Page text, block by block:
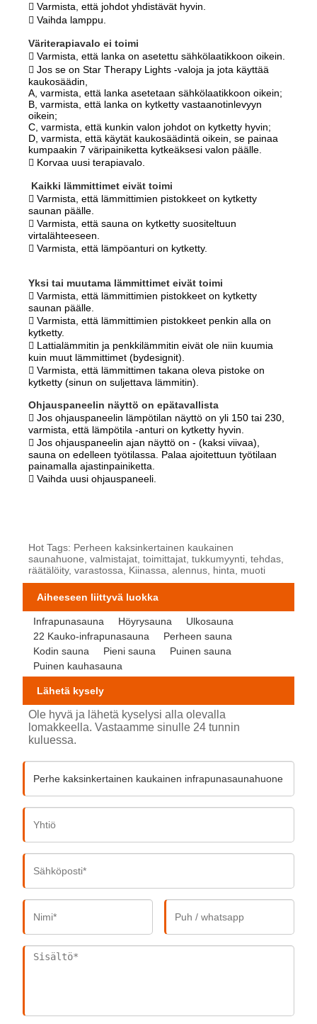
 Varmista, että johdot yhdistävät hyvin.
 Vaihda lamppu.
Väriterapiavalo ei toimi
 Varmista, että lanka on asetettu sähkölaatikkoon oikein.
 Jos se on Star Therapy Lights -valoja ja jota käyttää
kaukosäädin,
A, varmista, että lanka asetetaan sähkölaatikkoon oikein;
B, varmista, että lanka on kytketty vastaanotinlevyyn
oikein;
C, varmista, että kunkin valon johdot on kytketty hyvin;
D, varmista, että käytät kaukosäädintä oikein, se painaa
kumpaakin 7 väripainiketta kytkeäksesi valon päälle.
 Korvaa uusi terapiavalo.
Kaikki lämmittimet eivät toimi
 Varmista, että lämmittimien pistokkeet on kytketty
saunan päälle.
 Varmista, että sauna on kytketty suositeltuun
virtalähteeseen.
 Varmista, että lämpöanturi on kytketty.
Yksi tai muutama lämmittimet eivät toimi
 Varmista, että lämmittimien pistokkeet on kytketty
saunan päälle.
 Varmista, että lämmittimien pistokkeet penkin alla on
kytketty.
 Lattialämmitin ja penkkilämmitin eivät ole niin kuumia
kuin muut lämmittimet (bydesignit).
 Varmista, että lämmittimen takana oleva pistoke on
kytketty (sinun on suljettava lämmitin).
Ohjauspaneelin näyttö on epätavallista
 Jos ohjauspaneelin lämpötilan näyttö on yli 150 tai 230,
varmista, että lämpötila -anturi on kytketty hyvin.
 Jos ohjauspaneelin ajan näyttö on - (kaksi viivaa),
sauna on edelleen työtilassa. Palaa ajoitettuun työtilaan
painamalla ajastinpainiketta.
 Vaihda uusi ohjauspaneeli.
Hot Tags: Perheen kaksinkertainen kaukainen
saunahuone, valmistajat, toimittajat, tukkumyynti, tehdas,
räätälöity, varastossa, Kiinassa, alennus, hinta, muoti
Aiheeseen liittyvä luokka
Infrapunasauna Höyrysauna
Ulkosauna
22 Kauko-infrapunasauna
Perheen sauna
Kodin sauna
Pieni sauna
Puinen sauna
Puinen kauhasauna
Lähetä kysely
Ole hyvä ja lähetä kyselysi alla olevalla
lomakkeella. Vastaamme sinulle 24 tunnin
kuluessa.